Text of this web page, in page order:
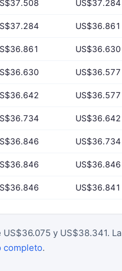
US$37.284
US$36.861
US$36.630
US$36.577
US$36.577
US$36.642
US$36.734
US$36.846
US$36.841
y US$38.341. La
completo.